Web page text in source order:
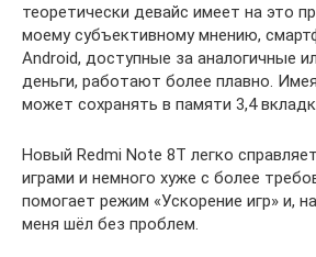
теоретически девайс имеет на это
моему субъективному мнению,
Android, доступные за аналогичные
деньги, работают более плавно.
может сохранять в памяти 3,4
Новый Redmi Note 8T легко
играми и немного хуже с более
помогает режим «Ускорение игр» и,
меня шёл без проблем.